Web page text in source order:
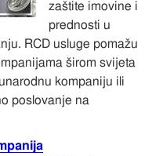
zaštite imovine i
prednosti u
RCD usluge pomažu
širom svijeta
kompaniju ili
poslovanje na